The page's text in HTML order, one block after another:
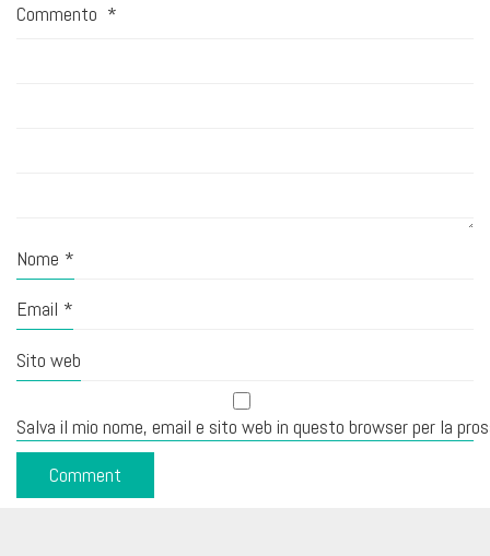
Commento *
Nome *
Email *
Sito web
Salva il mio nome, email e sito web in questo browser per la